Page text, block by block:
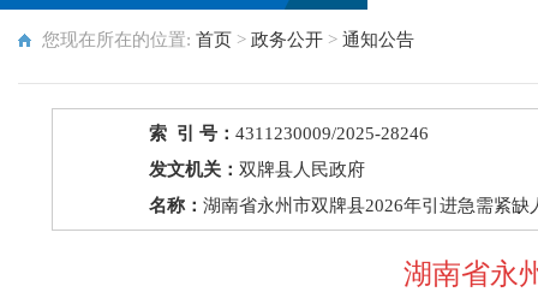
您现在所在的位置: 首页 > 政务公开 > 通知公告
索 引 号：4311230009/2025-28246
发文机关：双牌县人民政府
名称：湖南省永州市双牌县2026年引进急需紧缺
湖南省永